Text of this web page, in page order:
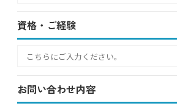
資格・ご経験
お問い合わせ内容